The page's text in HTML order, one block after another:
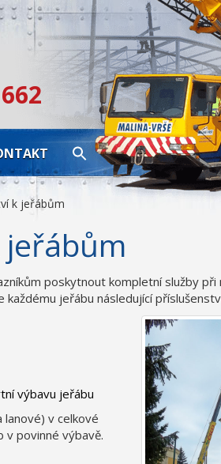
k jeřábům
poskytnout kompletní služby
jeřábu následující
výbavu jeřábu
v celkové
v povinné výbavě.